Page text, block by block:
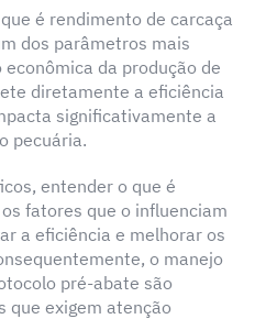
é rendimento de carcaça
dos parâmetros mais
da produção de
diretamente a eficiência
significativamente a
pecuária.
entender o que é
fatores que o influenciam
a eficiência e melhorar os
o manejo
pré-abate são
que exigem atenção